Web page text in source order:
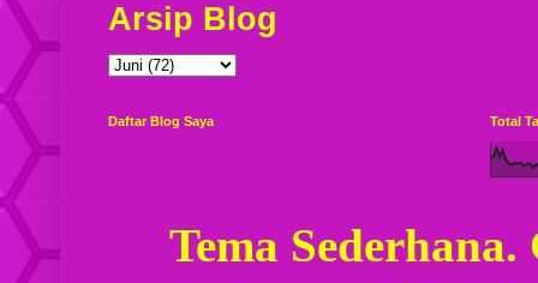
Arsip Blog
Daftar Blog Saya Total
Tema